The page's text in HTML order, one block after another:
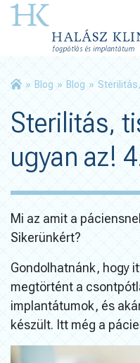
» Blog » Blog »
Sterilitás,
ugyan az!
Mi az amit a
Sikerünkért?
Gondolhatnánk, hogy
megtörtént a
implantátumok, és
készült. Itt még a